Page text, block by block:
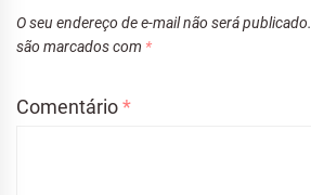
O seu endereço de e-mail não será publicado.
são marcados com *
Comentário*